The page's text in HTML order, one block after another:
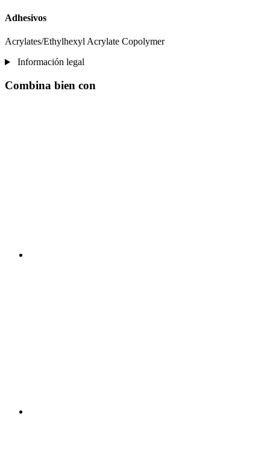
Adhesivos
Acrylates/Ethylhexyl Acrylate Copolymer
Información legal
Combina bien con